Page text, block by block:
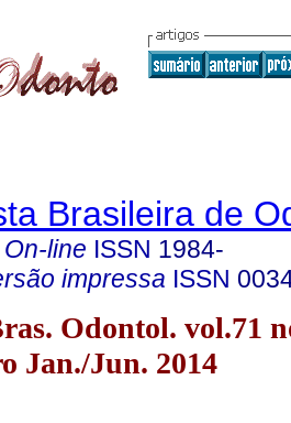
Brasileira de
line ISSN 1984-
impressa ISSN
Odontol. vol.71
Jan./Jun. 2014